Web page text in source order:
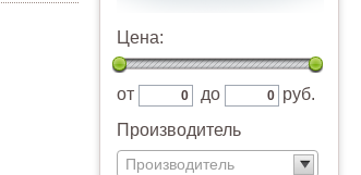
Цена:
от до
руб.
Производитель
Производитель